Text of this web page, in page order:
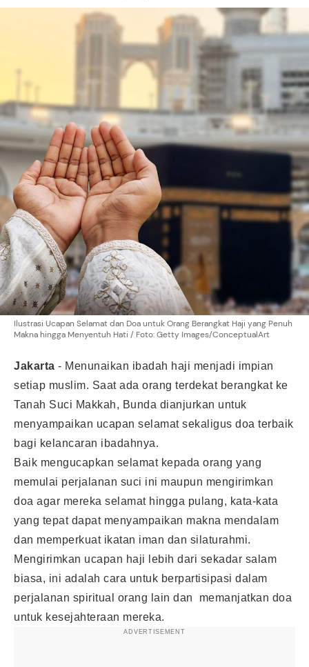
Ilustrasi Ucapan Selamat dan Doa untuk Orang Berangkat Haji yang Penuh
Makna hingga Menyentuh Hati / Foto: Getty Images/ConceptualArt
Jakarta - Menunaikan ibadah haji menjadi impian
setiap muslim. Saat ada orang terdekat berangkat ke
Tanah Suci Makkah, Bunda dianjurkan untuk
menyampaikan ucapan selamat sekaligus doa terbaik
bagi kelancaran ibadahnya.
Baik mengucapkan selamat kepada orang yang
memulai perjalanan suci ini maupun mengirimkan
doa agar mereka selamat hingga pulang, kata-kata
yang tepat dapat menyampaikan makna mendalam
dan memperkuat ikatan iman dan silaturahmi.
Mengirimkan ucapan haji lebih dari sekadar salam
biasa, ini adalah cara untuk berpartisipasi dalam
perjalanan spiritual orang lain dan memanjatkan doa
untuk kesejahteraan mereka.
ADVERTISEMENT